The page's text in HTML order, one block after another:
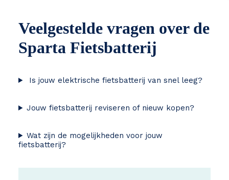
Veelgestelde vragen over de
Sparta Fietsbatterij
Is jouw elektrische fietsbatterij van snel leeg?
Jouw fietsbatterij reviseren of nieuw kopen?
Wat zijn de mogelijkheden voor jouw
fietsbatterij?